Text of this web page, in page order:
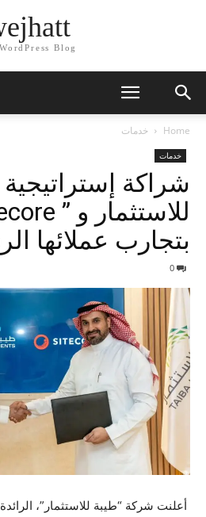
Blog
Home خدمات
خدمات
شراكة
بتجارب عملائها
أعلنت شركة “طيبة للاستثمار”،